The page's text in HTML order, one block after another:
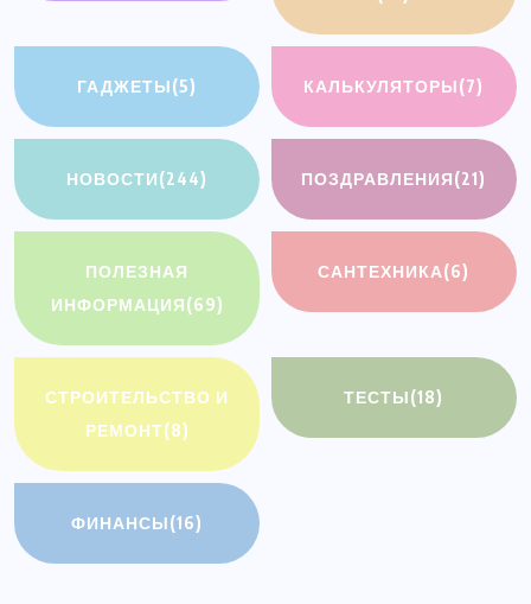
ГАДЖЕТЫ(5) КАЛЬКУЛЯТОРЫ(7)
НОВОСТИ(244) ПОЗДРАВЛЕНИЯ(21)
ПОЛЕЗНАЯ
ИНФОРМАЦИЯ(69)
САНТЕХНИКА(6)
СТРОИТЕЛЬСТВО И
РЕМОНТ(8)
ТЕСТЫ(18)
ФИНАНСЫ(16)